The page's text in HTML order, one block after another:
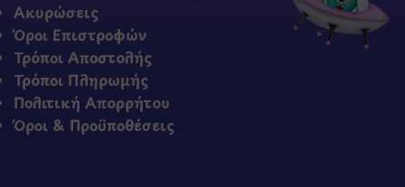
Ακυρώσεις
Όροι Επιστροφών
Τρόποι Αποστολής
Τρόποι Πληρωμής
Πολιτική Απορρήτου
Όροι & Προϋποθέσεις